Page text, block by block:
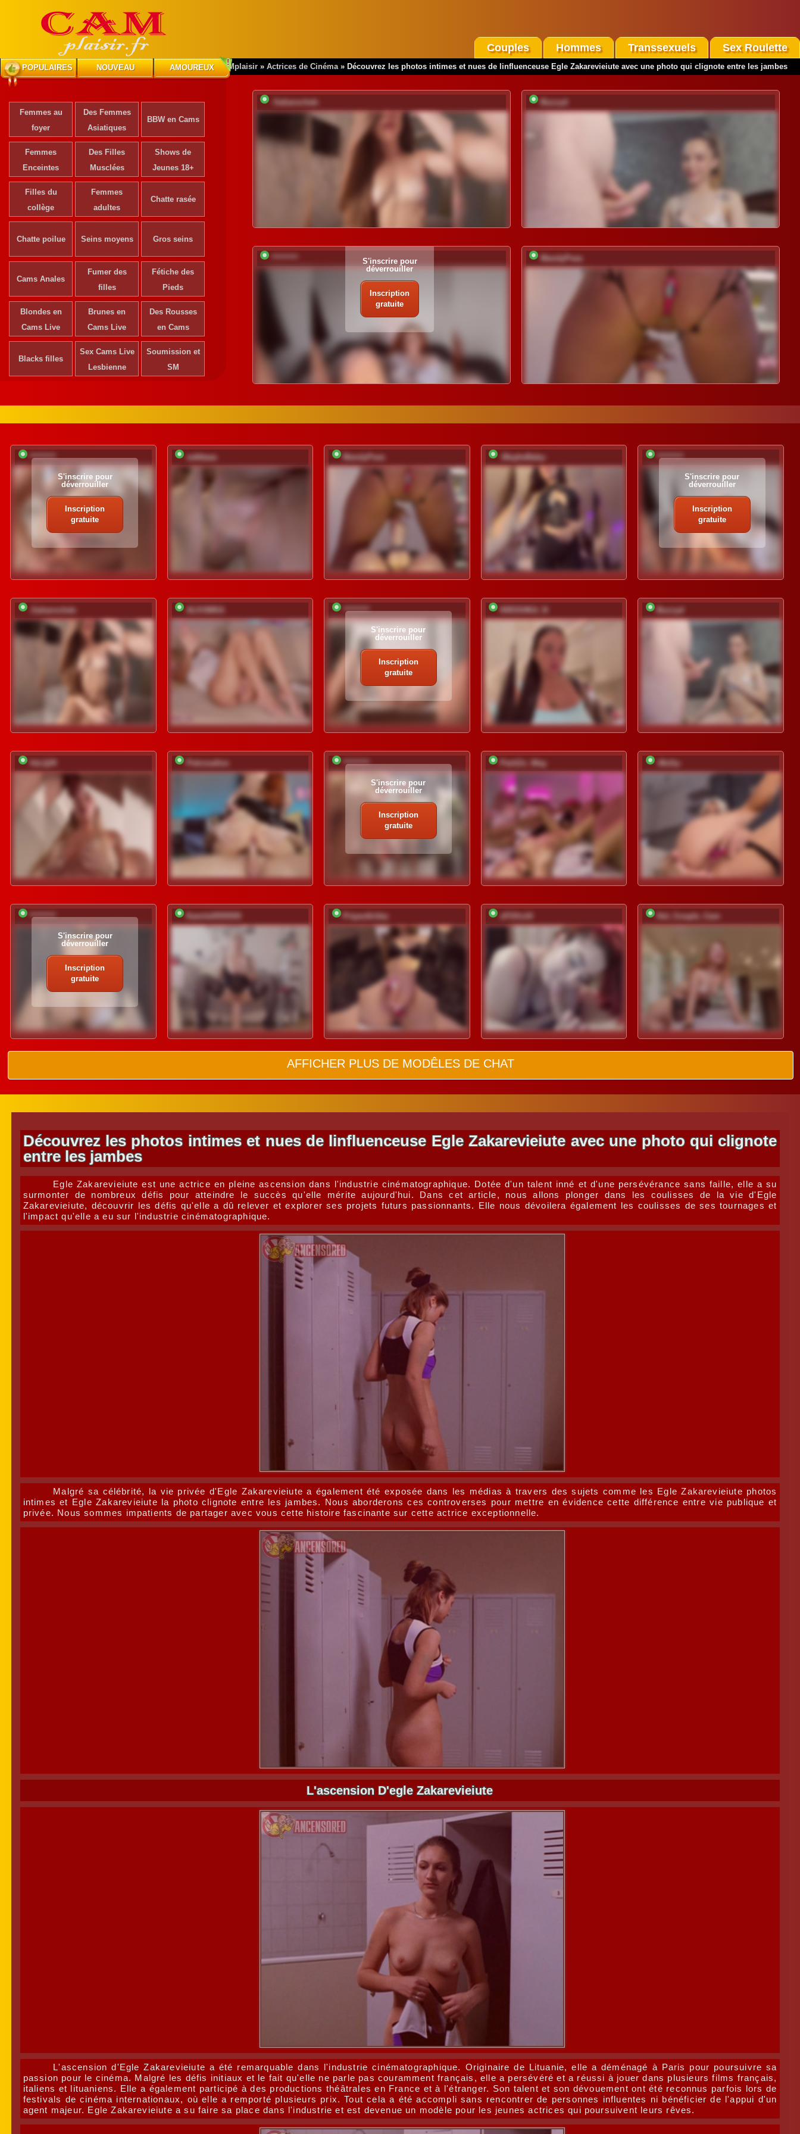
POPULAIRES NOUVEAU AMOUREUX
Couples Hommes Transsexuels Sex Roulette
CAMplaisir » Actrices de Cinéma» Découvrez les photos intimes et nues de linfluenceuse Egle Zakarevieiute avec une photo qui clignote entre les jambes
Femmes au
foyer
Des Femmes
Asiatiques
BBW en Cams
Femmes
Enceintes
Des Filles
Musclées
Shows de
Jeunes 18+
Filles du
collège
Femmes
adultes
Chatte rasée
Chatte poilue Seins moyens Gros seins
Cams Anales
Fumer des
filles
Fétiche des
Pieds
Blondes en
Cams Live
Brunes en
Cams Live
Des Rousses
en Cams
Blacks filles
Sex Cams Live
Lesbienne
Soumission et
SM
-Saharochek- Buzzyd
*********
S'inscrire pour
déverrouiller
Inscription
gratuite
MandyPeas
*********
S'inscrire pour
déverrouiller
Inscription
gratuite
vattttaaa MandyPeas -MaybeBaby- *********
S'inscrire pour
déverrouiller
Inscription
gratuite
-Saharochek- *********
S'inscrire pour
déverrouiller
Inscription
gratuite
Buzzyd
VeLQiR PetrovaAnn *********
S'inscrire pour
déverrouiller
Inscription
gratuite
PartiZn_Way -Molly-
*********
S'inscrire pour
déverrouiller
Inscription
gratuite
Kamila5555555 Pripev0chka Hot_Couple_Cam
AFFICHER PLUS DE MODÊLES DE CHAT
Découvrez les photos intimes et nues de linfluenceuse Egle Zakarevieiute avec une photo qui clignote
entre les jambes
Egle Zakarevieiute est une actrice en pleine ascension dans l'industrie cinématographique. Dotée d'un talent inné et d'une persévérance sans faille, elle a su
surmonter de nombreux défis pour atteindre le succès qu'elle mérite aujourd'hui. Dans cet article, nous allons plonger dans les coulisses de la vie d'Egle
Zakarevieiute, découvrir les défis qu'elle a dû relever et explorer ses projets futurs passionnants. Elle nous dévoilera également les coulisses de ses tournages et
l'impact qu'elle a eu sur l'industrie cinématographique.
Malgré sa célébrité, la vie privée d'Egle Zakarevieiute a également été exposée dans les médias à travers des sujets comme les Egle Zakarevieiute photos
intimes et Egle Zakarevieiute la photo clignote entre les jambes. Nous aborderons ces controverses pour mettre en évidence cette différence entre vie publique et
privée. Nous sommes impatients de partager avec vous cette histoire fascinante sur cette actrice exceptionnelle.
L'ascension D'egle Zakarevieiute
L'ascension d'Egle Zakarevieiute a été remarquable dans l'industrie cinématographique. Originaire de Lituanie, elle a déménagé à Paris pour poursuivre sa
passion pour le cinéma. Malgré les défis initiaux et le fait qu'elle ne parle pas couramment français, elle a persévéré et a réussi à jouer dans plusieurs films français,
italiens et lituaniens. Elle a également participé à des productions théâtrales en France et à l'étranger. Son talent et son dévouement ont été reconnus parfois lors de
festivals de cinéma internationaux, où elle a remporté plusieurs prix. Tout cela a été accompli sans rencontrer de personnes influentes ni bénéficier de l'appui d'un
agent majeur. Egle Zakarevieiute a su faire sa place dans l'industrie et est devenue un modèle pour les jeunes actrices qui poursuivent leurs rêves.